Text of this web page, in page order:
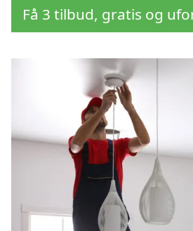
Få 3 tilbud, gratis og